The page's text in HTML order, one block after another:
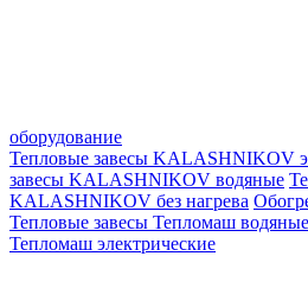
оборудование
Тепловые завесы KALASHNIKOV
завесы KALASHNIKOV водяные
KALASHNIKOV без нагрева
Тепловые завесы Тепломаш водяные
Тепломаш электрические